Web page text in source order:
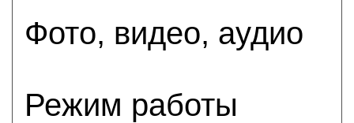
Фото, видео, аудио
Режим работы